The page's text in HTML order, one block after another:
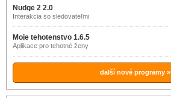
Nudge 2 2.0
Interakcia so sledovateľmi
Moje tehotenstvo 1.6.5
Aplikace pro tehotné ženy
další nové programy »